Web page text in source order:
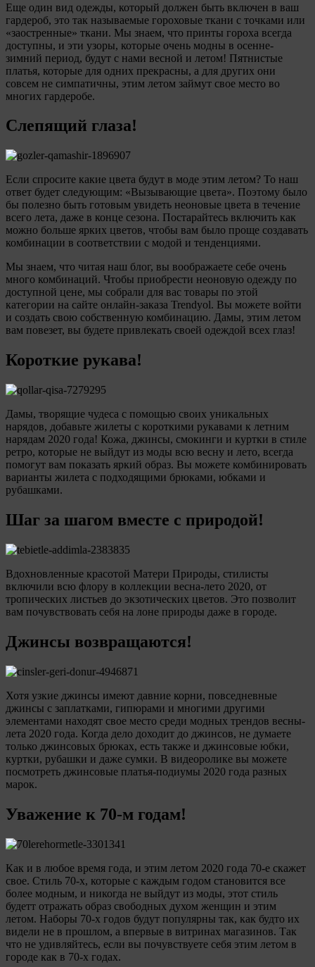
Еще один вид одежды, который должен быть включен в ваш
гардероб, это так называемые гороховые ткани с точками или
«заостренные» ткани. Мы знаем, что принты гороха всегда
доступны, и эти узоры, которые очень модны в осенне-
зимний период, будут с нами весной и летом! Пятнистые
платья, которые для одних прекрасны, а для других они
совсем не симпатичны, этим летом займут свое место во
многих гардеробе.
Слепящий глаза!
Если спросите какие цвета будут в моде этим летом? То наш
ответ будет следующим: «Вызывающие цвета». Поэтому было
бы полезно быть готовым увидеть неоновые цвета в течение
всего лета, даже в конце сезона. Постарайтесь включить как
можно больше ярких цветов, чтобы вам было проще создавать
комбинации в соответствии с модой и тенденциями.
Мы знаем, что читая наш блог, вы воображаете себе очень
много комбинаций. Чтобы приобрести неоновую одежду по
доступной цене, мы собрали для вас товары по этой
категории на сайте онлайн-заказа Trendyol. Вы можете войти
и создать свою собственную комбинацию. Дамы, этим летом
вам повезет, вы будете привлекать своей одеждой всех глаз!
Короткие рукава!
Дамы, творящие чудеса с помощью своих уникальных
нарядов, добавьте жилеты с короткими рукавами к летним
нарядам 2020 года! Кожа, джинсы, смокинги и куртки в стиле
ретро, которые не выйдут из моды всю весну и лето, всегда
помогут вам показать яркий образ. Вы можете комбинировать
варианты жилета с подходящими брюками, юбками и
рубашками.
Шаг за шагом вместе с природой!
Вдохновленные красотой Матери Природы, стилисты
включили всю флору в коллекции весна-лето 2020, от
тропических листьев до экзотических цветов. Это позволит
вам почувствовать себя на лоне природы даже в городе.
Джинсы возвращаются!
Хотя узкие джинсы имеют давние корни, повседневные
джинсы с заплатками, гипюрами и многими другими
элементами находят свое место среди модных трендов весны-
лета 2020 года. Когда дело доходит до джинсов, не думаете
только джинсовых брюках, есть также и джинсовые юбки,
куртки, рубашки и даже сумки. В видеоролике вы можете
посмотреть джинсовые платья-подиумы 2020 года разных
марок.
Уважение к 70-м годам!
Как и в любое время года, и этим летом 2020 года 70-е скажет
свое. Стиль 70-х, которые с каждым годом становится все
более модным, и никогда не выйдут из моды, этот стиль
будетт отражать образ свободных духом женщин и этим
летом. Наборы 70-х годов будут популярны так, как будто их
видели не в прошлом, а впервые в витринах магазинов. Так
что не удивляйтесь, если вы почувствуете себя этим летом в
городе как в 70-х годах.